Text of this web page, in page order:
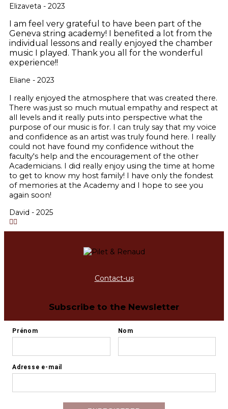
Elizaveta - 2023
I am feel very grateful to have been part of the
Geneva string academy! I benefited a lot from the
individual lessons and really enjoyed the chamber
music I played. Thank you all for the wonderful
experience!!
Eliane - 2023
I really enjoyed the atmosphere that was created there.
There was just so much mutual empathy and respect at
all levels and it really puts into perspective what the
purpose of our music is for. I can truly say that my voice
and confidence as an artist was truly found here. I really
could not have found my confidence without the
faculty's help and the encouragement of the other
Academicians. I did really enjoy using the time at home
to get to know my host family! I have only the fondest
of memories at the Academy and I hope to see you
again soon!
David - 2025
Contact-us
Subscribe to the Newsletter